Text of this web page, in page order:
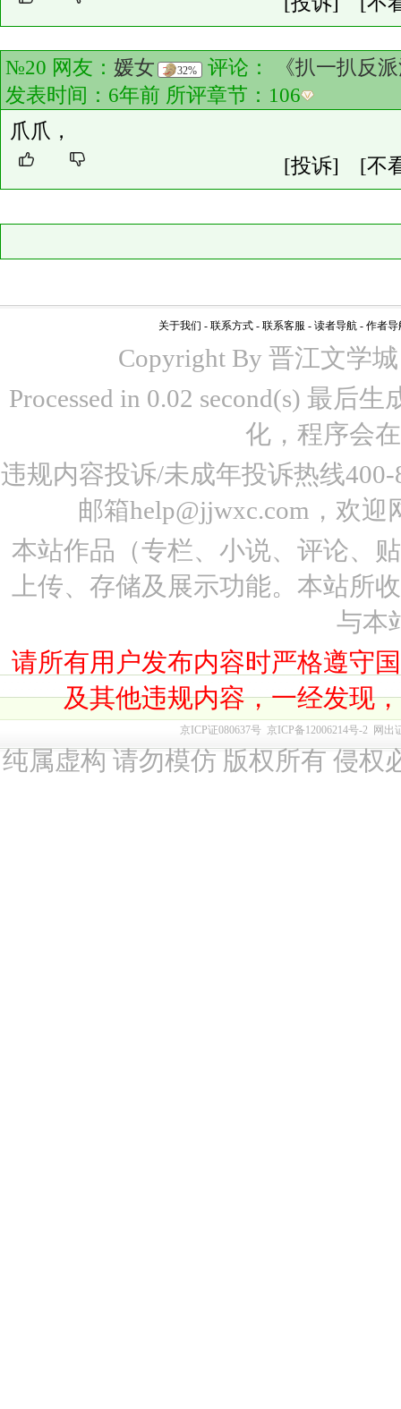
№20 网友： 媛女 32% 评论：
《扒一扒反
发表时间：6年前 所评章节： 106
爪爪，
[投诉]
[不
关于我们 - 联系方式 - 联系客服 - 读者导航 - 作者导
Copyright By 晋江文学
Processed in 0.02 second(s) 最后
化，程序会
违规内容投诉/未成年投诉热线
邮箱help@jjwxc.com，欢
本站作品（专栏、小说、评论、
上传、存储及展示功能。本站所
与本
请所有用户发布内容时严格遵守
及其他违规内容，一经发现
京ICP证080637号 京ICP备12006214号-2 网出
纯属虚构 请勿模仿 版权所有 侵权